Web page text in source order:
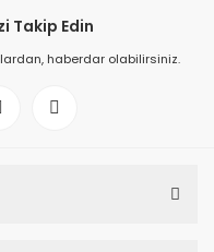
Takip Edin
haberdar olabilirsiniz.